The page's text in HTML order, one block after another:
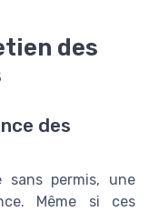
des
des
sans permis, une
Même si ces